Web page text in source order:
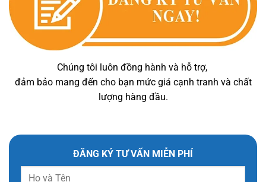
Chúng tôi luôn đồng hành và hỗ trợ,
đảm bảo mang đến cho bạn mức giá cạnh tranh và chất
lượng hàng đầu.
ĐĂNG KÝ TƯ VẤN MIỄN PHÍ